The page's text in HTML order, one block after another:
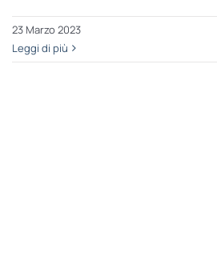
23 Marzo 2023
Leggi di più